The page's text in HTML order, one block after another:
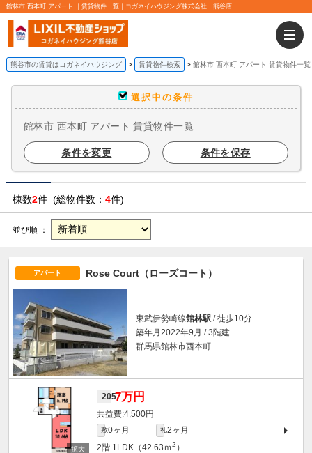
館林市 西本町 アパート ｜賃貸物件一覧｜コガネイハウジング株式会社 熊谷店
熊谷市の賃貸はコガネイハウジング 賃貸物件検索 館林市 西本町 アパート 賃貸物件一覧
選択中の条件
館林市 西本町 アパート 賃貸物件一覧
条件を変更 条件を保存
棟数2件 (総物件数： 4件)
並び順 ：
アパート Rose Court（ローズコート）
東武伊勢崎線館林駅 / 徒歩10分
築年月2022年9月 / 3階建
群馬県館林市西本町
2057万円
4,500円
敷0ヶ月 礼2ヶ月
2階 1LDK（42.63ｍ2 ）